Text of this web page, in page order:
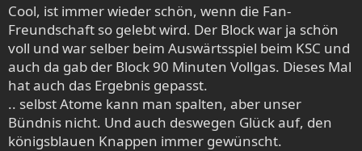
Cool, ist immer wieder schön, wenn die Fan-
Freundschaft so gelebt wird. Der Block war ja schön
voll und war selber beim Auswärtsspiel beim KSC und
auch da gab der Block 90 Minuten Vollgas. Dieses Mal
hat auch das Ergebnis gepasst.
.. selbst Atome kann man spalten, aber unser
Bündnis nicht. Und auch deswegen Glück auf, den
königsblauen Knappen immer gewünscht.